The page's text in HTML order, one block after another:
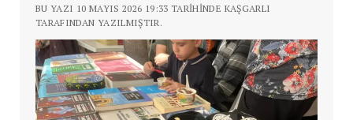
BU YAZI 10 MAYIS 2026 19:33 TARIHINDE KAŞGARLI
TARAFINDAN YAZILMIŞTIR.